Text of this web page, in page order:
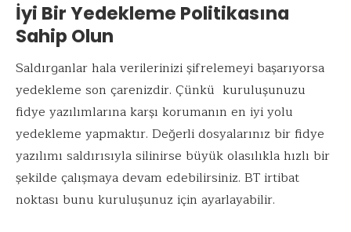
İyi Bir Yedekleme Politikasına
Sahip Olun
Saldırganlar hala verilerinizi şifrelemeyi başarıyorsa
yedekleme son çarenizdir. Çünkü kuruluşunuzu
fidye yazılımlarına karşı korumanın en iyi yolu
yedekleme yapmaktır. Değerli dosyalarınız bir fidye
yazılımı saldırısıyla silinirse büyük olasılıkla hızlı bir
şekilde çalışmaya devam edebilirsiniz. BT irtibat
noktası bunu kuruluşunuz için ayarlayabilir.